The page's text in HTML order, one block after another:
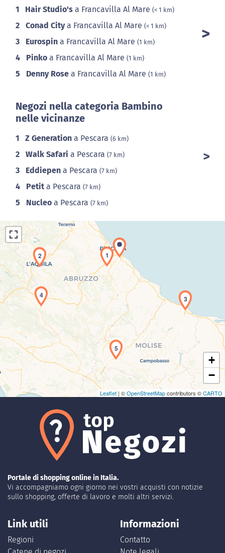
1 Hair Studio's a Francavilla Al Mare (< 1 km)
2 Conad Citya Francavilla Al Mare (< 1 km)
3 Eurospin a Francavilla Al Mare (1 km)
4 Pinko a Francavilla Al Mare (1 km)
5 Denny Rose a Francavilla Al Mare (1 km)
Negozi nella categoria Bambino
nelle vicinanze
1 Z Generation a Pescara (6 km)
2 Walk Safari a Pescara (7 km)
3 Eddiepen a Pescara (7 km)
4 Petit a Pescara (7 km)
5 Nucleo a Pescara (7 km)
Caricamento della carta in corso...
1
2
3
4
5
+
−
Leaflet| ©OpenStreetMapcontributors ©CARTO
Portale di shopping online in Italia.
Vi accompagniamo ogni giorno nei vostri acquisti con notizie
sullo shopping, offerte di lavoro e molti altri servizi.
Link utili
Regioni
Informazioni
Contatto